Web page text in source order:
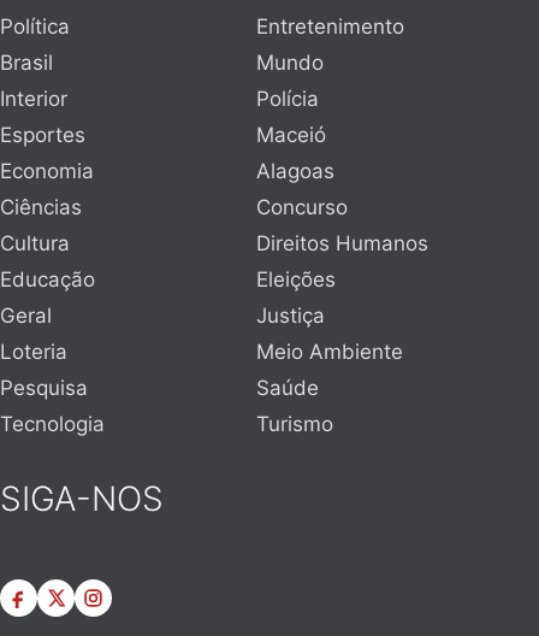
Política
Entretenimento
Brasil
Mundo
Interior
Polícia
Esportes
Maceió
Economia
Alagoas
Ciências
Concurso
Cultura
Direitos Humanos
Educação
Eleições
Geral
Justiça
Loteria
Meio Ambiente
Pesquisa
Saúde
Tecnologia
Turismo
SIGA-NOS